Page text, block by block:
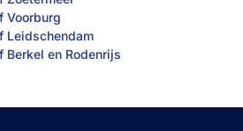
Voorburg
Leidschendam
en Rodenrijs